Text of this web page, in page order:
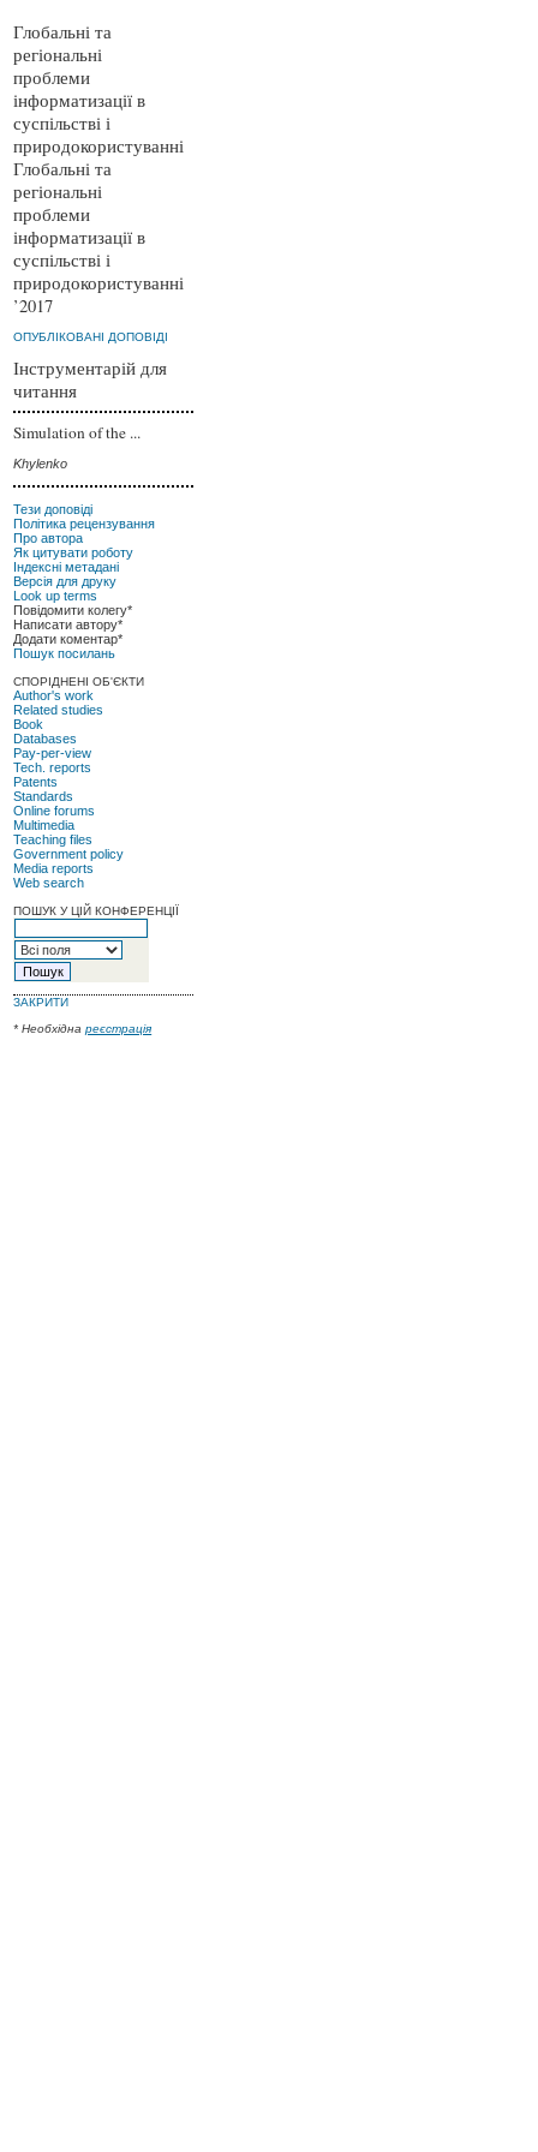
Глобальні та
регіональні
проблеми
інформатизації в
суспільстві і
природокористуванні
Глобальні та
регіональні
проблеми
інформатизації в
суспільстві і
природокористуванні
’2017
ОПУБЛІКОВАНІ ДОПОВІДІ
Інструментарій для
читання
Simulation of the ...
Khylenko
Тези доповіді
Політика рецензування
Про автора
Як цитувати роботу
Індексні метадані
Версія для друку
Look up terms
Повідомити колегу*
Написати автору*
Додати коментар*
Пошук посилань
СПОРІДНЕНІ ОБ'ЄКТИ
Author's work
Related studies
Book
Databases
Pay-per-view
Tech. reports
Patents
Standards
Online forums
Multimedia
Teaching files
Government policy
Media reports
Web search
ПОШУК У ЦІЙ КОНФЕРЕНЦІЇ
ЗАКРИТИ
* Необхіднареєстрація